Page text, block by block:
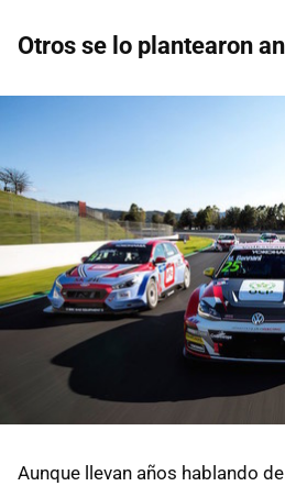
Otros se lo plantearon
Aunque llevan años hablando